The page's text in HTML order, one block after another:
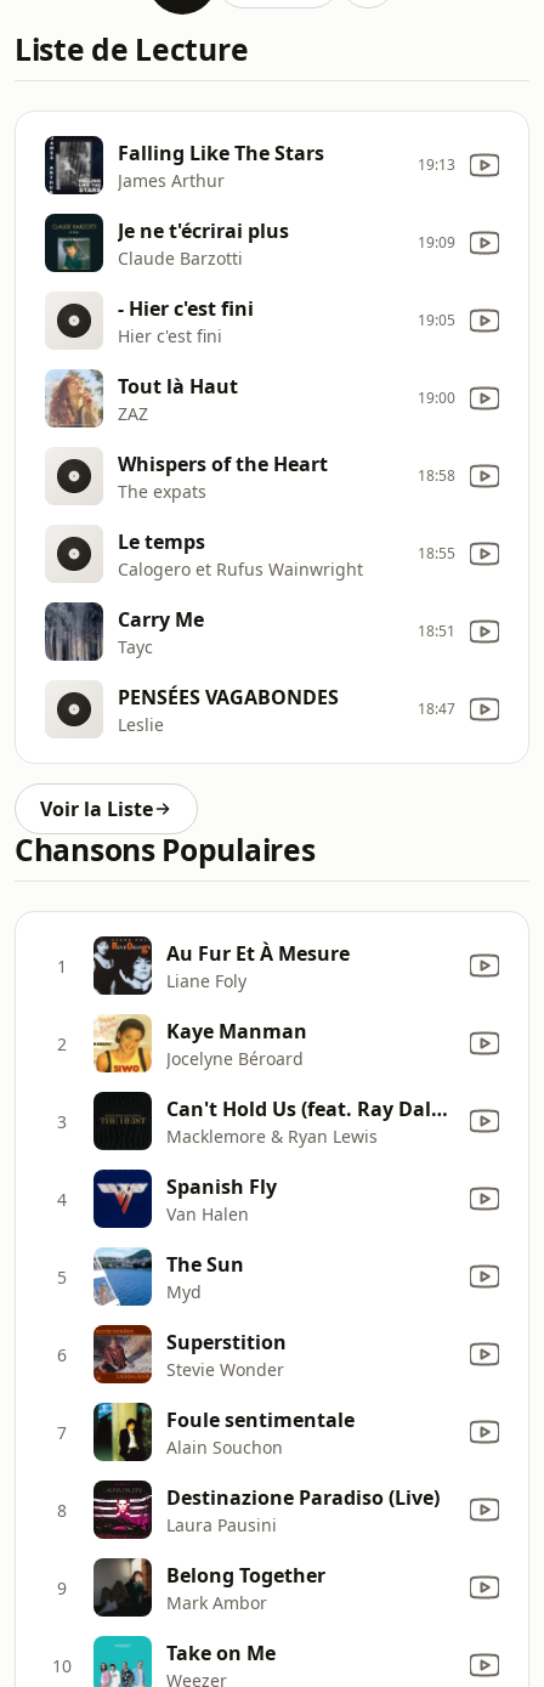
Liste de Lecture
Falling Like The Stars
James Arthur
19:13
Je ne t'écrirai plus
Claude Barzotti
19:09
- Hier c'est fini
Hier c'est fini
19:05
Tout là Haut
ZAZ
19:00
Whispers of the Heart
The expats
18:58
Le temps
Calogero et Rufus Wainwright
18:55
Carry Me
Tayc
18:51
PENSÉES VAGABONDES
Leslie
18:47
Voir la Liste
Chansons Populaires
1 Au Fur Et À Mesure
Liane Foly
2 Kaye Manman
Jocelyne Béroard
3 Can't Hold Us (feat. Ray Dalton)
Macklemore & Ryan Lewis
4 Spanish Fly
Van Halen
5 The Sun
Myd
6 Superstition
Stevie Wonder
7 Foule sentimentale
Alain Souchon
8 Destinazione Paradiso (Live)
Laura Pausini
9 Belong Together
Mark Ambor
10 Take on Me
Weezer